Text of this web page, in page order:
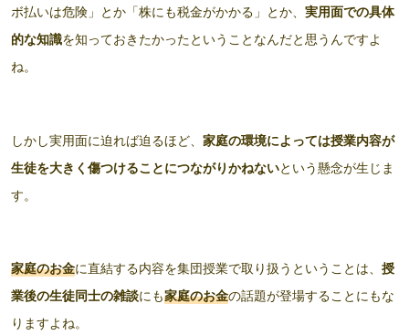
ボ払いは危険」とか「株にも税金がかかる」とか、 実用面での具体
的な知識を知っておきたかったということなんだと思うんですよ
ね。
しかし実用面に迫れば迫るほど、 家庭の環境によっては授業内容が
生徒を大きく傷つけることにつながりかねないという懸念が生じま
す。
家庭のお金に直結する内容を集団授業で取り扱うということは、 授
業後の生徒同士の雑談にも家庭のお金の話題が登場することにもな
りますよね。